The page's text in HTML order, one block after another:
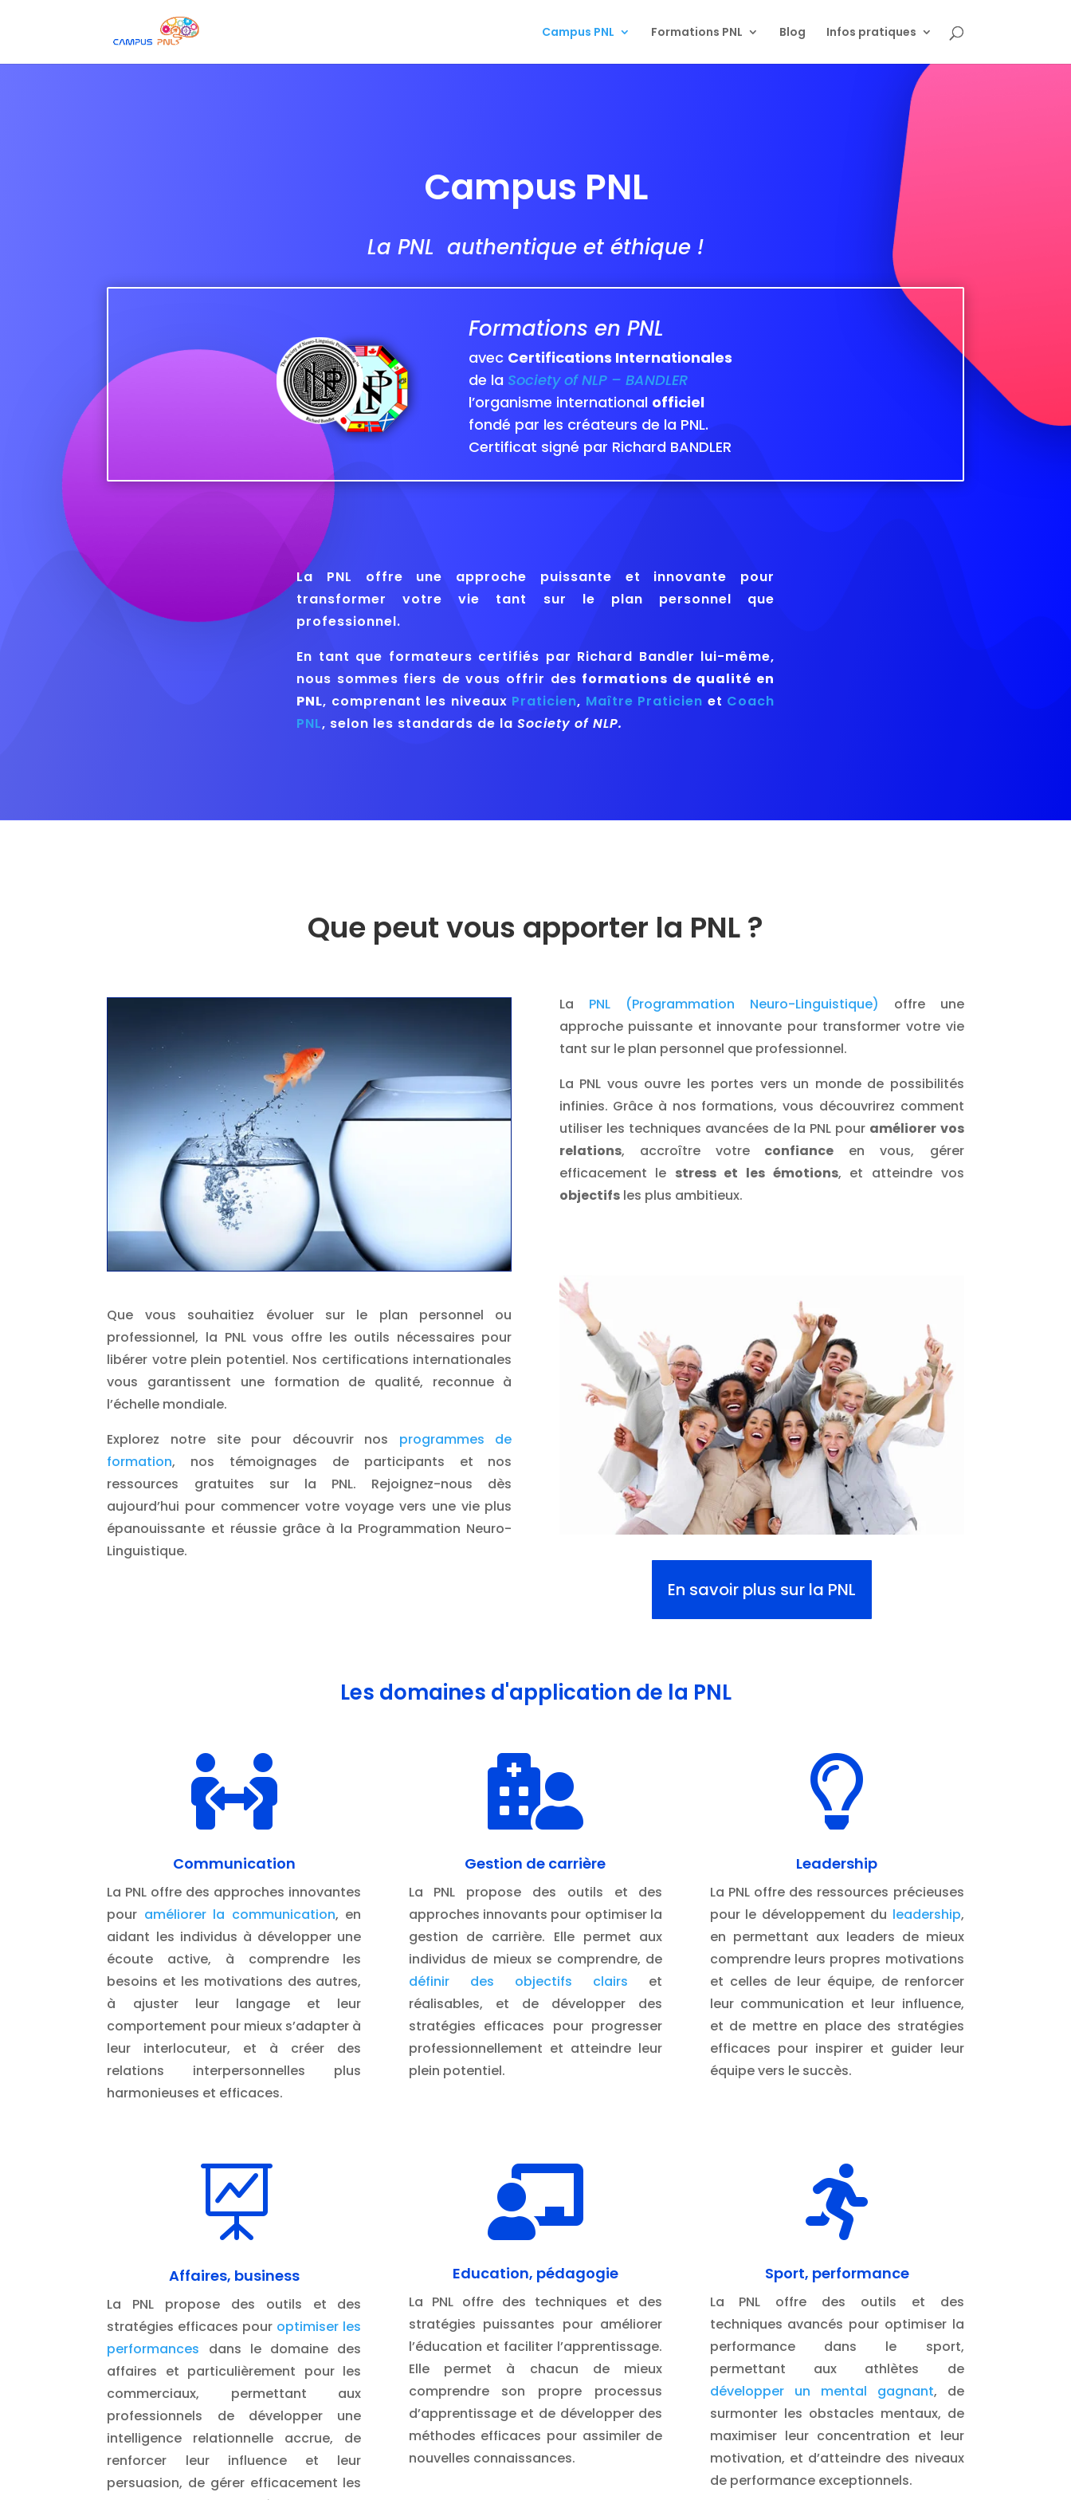
Campus PNL Formations PNL Blog Infos pratiques
Campus PNL
La PNL authentique et éthique !
Formations en PNL
avec Certifications Internationales
de la Society of NLP – BANDLER
l’organisme international officiel
fondé par les créateurs de la PNL.
Certificat signé par Richard BANDLER
La PNL offre une approche puissante et innovante pour
transformer votre vie tant sur le plan personnel que
professionnel.
En tant que formateurs certifiés par Richard Bandler lui-même,
nous sommes fiers de vous offrir des formations de qualité en
PNL, comprenant les niveaux Praticien, Maître Praticien et Coach
PNL, selon les standards de la Society of NLP.
Que peut vous apporter la PNL ?
Que vous souhaitiez évoluer sur le plan personnel ou
professionnel, la PNL vous offre les outils nécessaires pour
libérer votre plein potentiel. Nos certifications internationales
vous garantissent une formation de qualité, reconnue à
l’échelle mondiale.
Explorez notre site pour découvrir nos programmes de
formation, nos témoignages de participants et nos
ressources gratuites sur la PNL. Rejoignez-nous dès
aujourd’hui pour commencer votre voyage vers une vie plus
épanouissante et réussie grâce à la Programmation Neuro-
Linguistique.
La PNL (Programmation Neuro-Linguistique) offre une
approche puissante et innovante pour transformer votre vie
tant sur le plan personnel que professionnel.
La PNL vous ouvre les portes vers un monde de possibilités
infinies. Grâce à nos formations, vous découvrirez comment
utiliser les techniques avancées de la PNL pour améliorer vos
relations, accroître votreconfiance en vous, gérer
efficacement le stress et les émotions, et atteindre vos
objectifsles plus ambitieux.
En savoir plus sur la PNL
Les domaines d'application de la PNL

Communication
La PNL offre des approches innovantes
pour améliorer la communication, en
aidant les individus à développer une
écoute active, à comprendre les
besoins et les motivations des autres,
à ajuster leur langage et leur
comportement pour mieux s’adapter à
leur interlocuteur, et à créer des
relations interpersonnelles plus
harmonieuses et efficaces.

Gestion de carrière
La PNL propose des outils et des
approches innovants pour optimiser la
gestion de carrière. Elle permet aux
individus de mieux se comprendre, de
définir des objectifs clairs et
réalisables, et de développer des
stratégies efficaces pour progresser
professionnellement et atteindre leur
plein potentiel.

Leadership
La PNL offre des ressources précieuses
pour le développement du leadership,
en permettant aux leaders de mieux
comprendre leurs propres motivations
et celles de leur équipe, de renforcer
leur communication et leur influence,
et de mettre en place des stratégies
efficaces pour inspirer et guider leur
équipe vers le succès.

Affaires, business
La PNL propose des outils et des
stratégies efficaces pour optimiser les
performances dans le domaine des
affaires et particulièrement pour les
commerciaux, permettant aux
professionnels de développer une
intelligence relationnelle accrue, de
renforcer leur influence et leur
persuasion, de gérer efficacement les

Education, pédagogie
La PNL offre des techniques et des
stratégies puissantes pour améliorer
l’éducation et faciliter l’apprentissage.
Elle permet à chacun de mieux
comprendre son propre processus
d’apprentissage et de développer des
méthodes efficaces pour assimiler de
nouvelles connaissances.

Sport, performance
La PNL offre des outils et des
techniques avancés pour optimiser la
performance dans le sport,
permettant aux athlètes de
développer un mental gagnant, de
surmonter les obstacles mentaux, de
maximiser leur concentration et leur
motivation, et d’atteindre des niveaux
de performance exceptionnels.
C"est ici !